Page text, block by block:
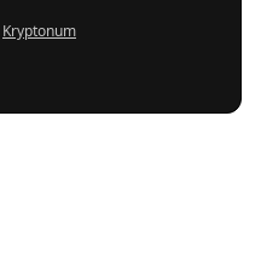
Kryptonum